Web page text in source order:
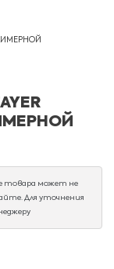
товара может не
Для уточнения